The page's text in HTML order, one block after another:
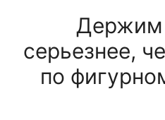
Держим
серьезнее,
по